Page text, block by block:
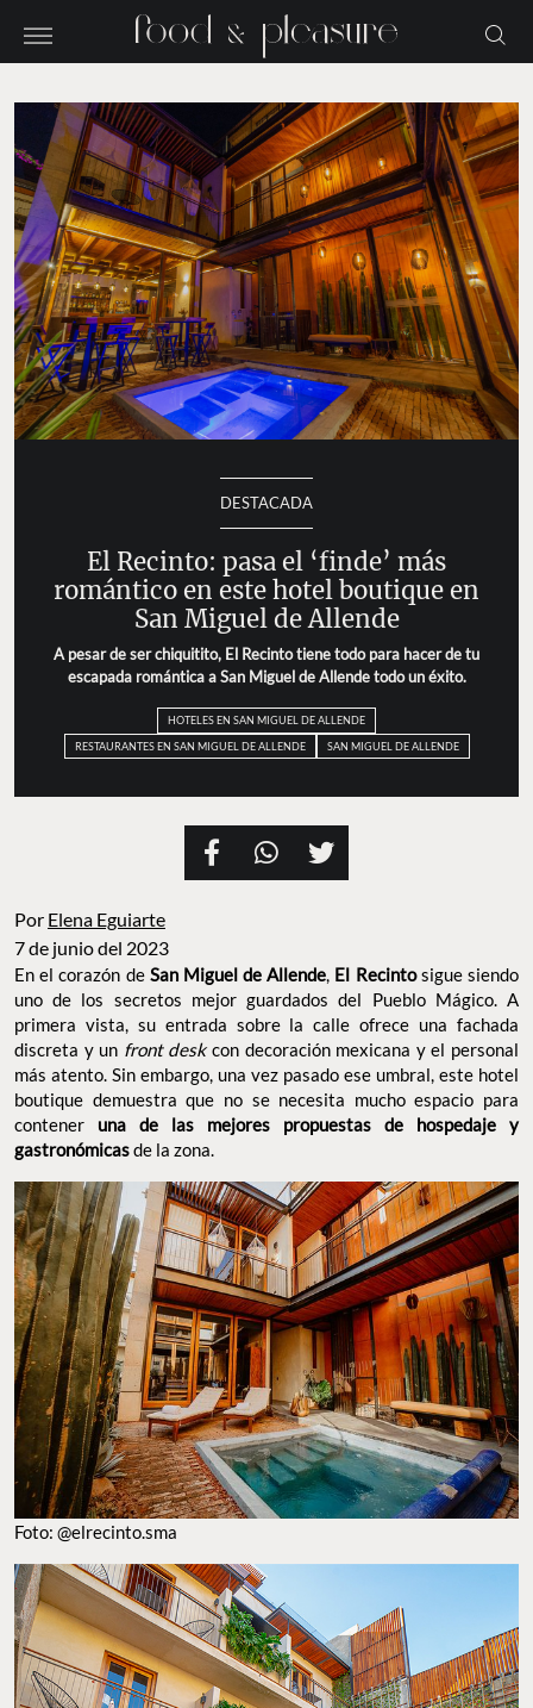
DESTACADA
El Recinto: pasa el ‘finde’ más
romántico en este hotel boutique en
San Miguel de Allende
A pesar de ser chiquitito, El Recinto tiene todo para hacer de tu
escapada romántica a San Miguel de Allende todo un éxito.
HOTELES EN SAN MIGUEL DE ALLENDE
RESTAURANTES EN SAN MIGUEL DE ALLENDE
SAN MIGUEL DE ALLENDE
Por Elena Eguiarte
7 de junio del 2023
En el corazón de San Miguel de Allende, El Recintosigue siendo
uno de los secretos mejor guardados del Pueblo Mágico. A
primera vista, su entrada sobre la calle ofrece una fachada
discreta y un front deskcon decoración mexicana y el personal
más atento. Sin embargo, una vez pasado ese umbral, este hotel
boutique demuestra que no se necesita mucho espacio para
contener una de las mejores propuestas de hospedaje y
gastronómicasde la zona.
Foto: @elrecinto.sma